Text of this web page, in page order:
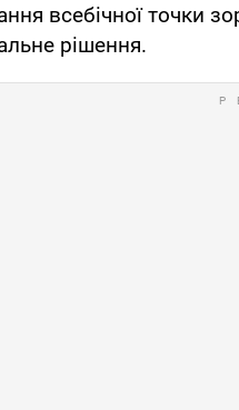
всебічної точки
рішення.